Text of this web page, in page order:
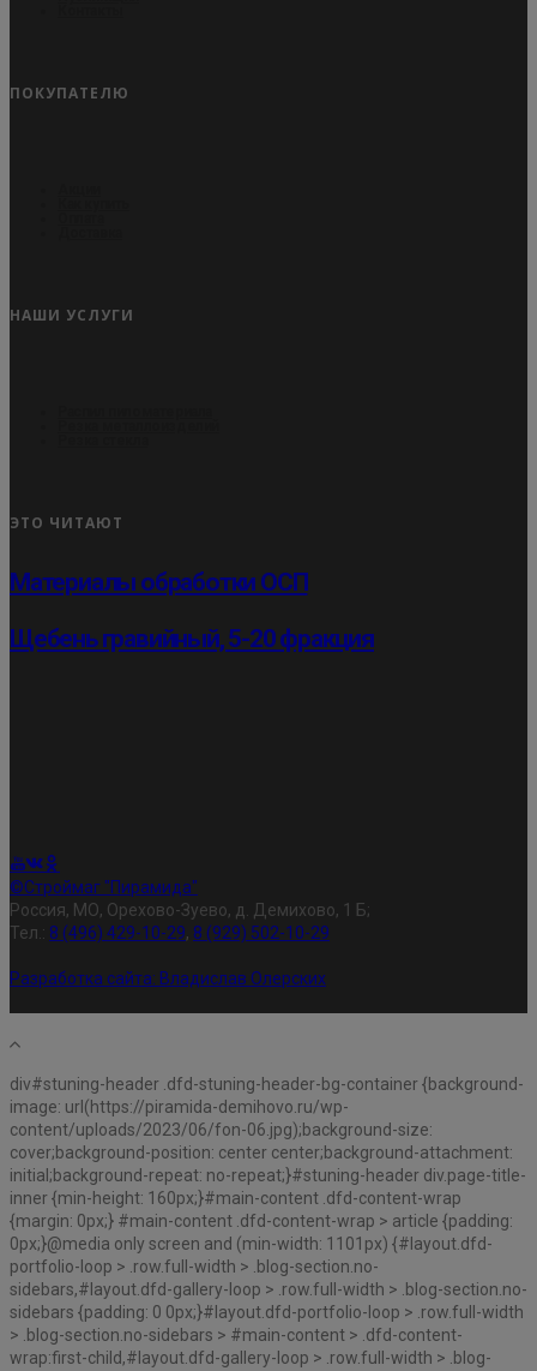
ПОКУПАТЕЛЮ
НАШИ УСЛУГИ
ЭТО ЧИТАЮТ
Материалы обработки ОСП
Щебень гравийный, 5-20 фракция
©Строймаг "Пирамида"
Россия, МО, Орехово-Зуево, д. Демихово, 1 Б;
Тел.: 8 (496) 429-10-29, 8 (929) 502-10-29
Разработка сайта: Владислав Олерских
div#stuning-header .dfd-stuning-header-bg-container {background-
image: url(https://piramida-demihovo.ru/wp-
content/uploads/2023/06/fon-06.jpg);background-size:
cover;background-position: center center;background-attachment:
initial;background-repeat: no-repeat;}#stuning-header div.page-title-
inner {min-height: 160px;}#main-content .dfd-content-wrap
{margin: 0px;} #main-content .dfd-content-wrap > article {padding:
0px;}@media only screen and (min-width: 1101px) {#layout.dfd-
portfolio-loop > .row.full-width > .blog-section.no-
sidebars,#layout.dfd-gallery-loop > .row.full-width > .blog-section.no-
sidebars {padding: 0 0px;}#layout.dfd-portfolio-loop > .row.full-width
> .blog-section.no-sidebars > #main-content > .dfd-content-
wrap:first-child,#layout.dfd-gallery-loop > .row.full-width > .blog-